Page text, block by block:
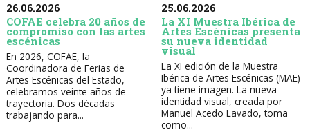
26.06.2026
COFAE celebra 20 años de
compromiso con las artes
escénicas
En 2026, COFAE, la
Coordinadora de Ferias de
Artes Escénicas del Estado,
celebramos veinte años de
trayectoria. Dos décadas
trabajando para...
25.06.2026
La XI Muestra Ibérica de
Artes Escénicas presenta
su nueva identidad
visual
La XI edición de la Muestra
Ibérica de Artes Escénicas (MAE)
ya tiene imagen. La nueva
identidad visual, creada por
Manuel Acedo Lavado, toma
como...